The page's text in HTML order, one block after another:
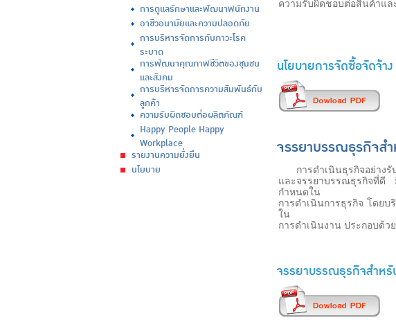
การดูแลรักษาและพัฒนาพนักงาน
อาชีวอนามัยและความปลอดภัย
การบริหารจัดการกับภาวะโรค
ระบาด
การพัฒนาคุณภาพชีวิตของชุมชน
และสังคม
การบริหารจัดการความสัมพันธ์กับ
ลูกค้า
ความรับผิดชอบต่อผลิตภัณฑ์
Happy People Happy
Workplace
รายงานความยั่งยืน
นโยบาย
ความรับผิดชอบต่อสินค้าแล
นโยบายการจัดซื้อจัดจ้า
จรรยาบรรณธุรกิจส
การดำเนินธุรกิจอย่างรับ
และจรรยาบรรณธุรกิจที่ดี
กำหนดใน
การดำเนินการธุรกิจ โดยบ
ใน
การดำเนินงาน ประกอบด้วย
จรรยาบรรณธุรกิจสำหรั